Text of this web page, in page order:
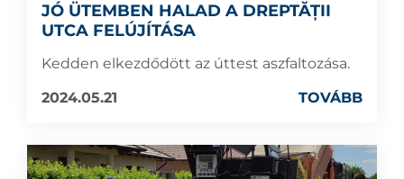
JÓ ÜTEMBEN HALAD A DREPTĂȚII
UTCA FELÚJÍTÁSA
Kedden elkezdődött az úttest aszfaltozása.
2024.05.21
TOVÁBB